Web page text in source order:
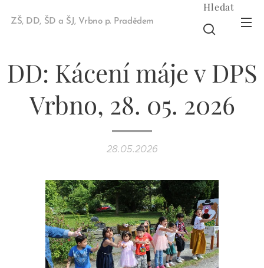
ZŠ, DD, ŠD a ŠJ, Vrbno p. Pradědem
Hledat
DD: Kácení máje v DPS
Vrbno, 28. 05. 2026
28.05.2026